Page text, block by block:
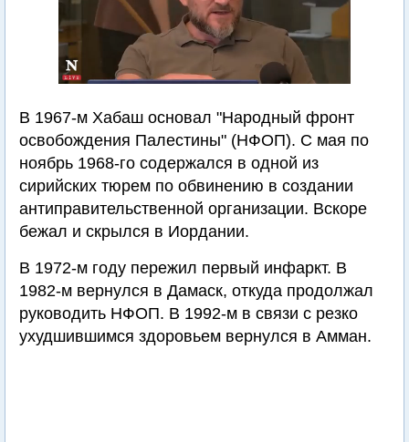
В 1967-м Хабаш основал "Народный фронт
освобождения Палестины" (НФОП). С мая по
ноябрь 1968-го содержался в одной из
сирийских тюрем по обвинению в создании
антиправительственной организации. Вскоре
бежал и скрылся в Иордании.
В 1972-м году пережил первый инфаркт. В
1982-м вернулся в Дамаск, откуда продолжал
руководить НФОП. В 1992-м в связи с резко
ухудшившимся здоровьем вернулся в Амман.